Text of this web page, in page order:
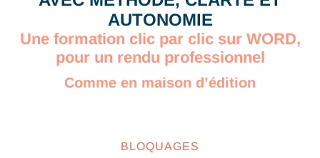
AUTONOMIE
Une formation clic par clic sur WORD,
pour un rendu professionnel
Comme en maison d’édition
BLOQUAGES